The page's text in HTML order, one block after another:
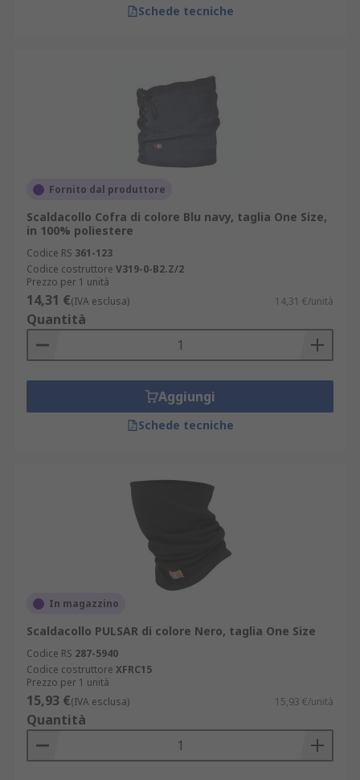
Schede tecniche
Fornito dal produttore
Scaldacollo Cofra di colore Blu navy, taglia One Size,
in 100% poliestere
Codice RS 361-123
Codice costruttore V319-0-B2.Z/2
Prezzo per 1 unità
14,31 €(IVA esclusa) 14,31 €/unità
Quantità
Aggiungi
Schede tecniche
In magazzino
Scaldacollo PULSAR di colore Nero, taglia One Size
Codice RS 287-5940
Codice costruttore XFRC15
Prezzo per 1 unità
15,93 €(IVA esclusa) 15,93 €/unità
Quantità